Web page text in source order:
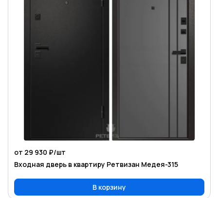
от 29 930 ₽/шт
Входная дверь в квартиру Ретвизан Медея-315
В корзину